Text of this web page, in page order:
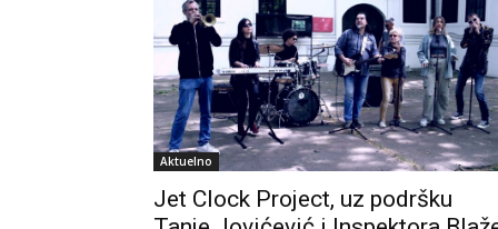
Aktuelno
Jet Clock Project, uz podršku